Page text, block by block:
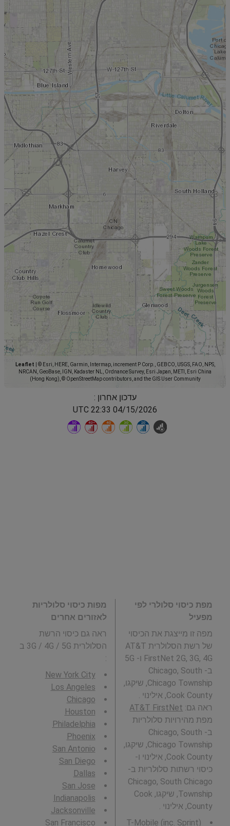
Leaflet
© Esri, HERE, Garmin, Intermap, increment P Corp., GEBCO, USGS, FAO, NPS,
NRCAN, GeoBase, IGN, Kadaster NL, Ordnance Survey, Esri Japan, METI, Esri China
(Hong Kong), © OpenStreetMap contributors, and the GIS User Community
עדכון אחרון :
04/15/2026 22:33 UTC
מפת כיסוי סלולרי לפי
מפעיל
מפה זו מייצגת את הכיסוי
של רשת הסלולרית AT&T
FirstNet 2G, 3G, 4G ו- 5G
ב- Chicago, South
Chicago Township, שיקגו,
Cook County, אילינוי .
ראה גם: AT&T FirstNet
מפת מהירויות סלולריות
ב- Chicago, South
Chicago Township, שיקגו,
Cook County, אילינוי ו-
כיסוי רשתות סלולריות ב-
Chicago, South Chicago
Township, שיקגו, Cook
County, אילינוי .
T-Mobile (inc. Sprint)
מפות כיסוי סלולריות
לאזורים אחרים
ראה גם כיסוי הרשת
הסלולרית 3G / 4G / 5G ב
:
New York City
Los Angeles
Chicago
Houston
Philadelphia
Phoenix
San Antonio
San Diego
Dallas
San Jose
Indianapolis
Jacksonville
San Francisco